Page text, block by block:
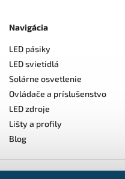
Navigácia
LED pásiky
LED svietidlá
Solárne osvetlenie
Ovládače a príslušenstvo
LED zdroje
Lišty a profily
Blog